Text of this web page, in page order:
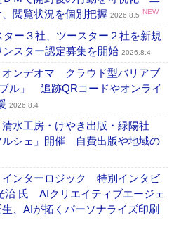
閲覧状況を個別把握 2026.8.5 NEW
ー３社、ツースター２社を新規
スター認定募集を開始 2026.8.4
オンデオマ クラウド型バリアブ
ル」 追跡QRコードやオンライ
2026.8.4
清水工房・けやき出版・緑陽社
ルシェ」開催 自費出版や地域の
インターロジック 特別インタビ
治 氏 AIクリエイティブエージェ
、AIが拓くパーソナライズ印刷